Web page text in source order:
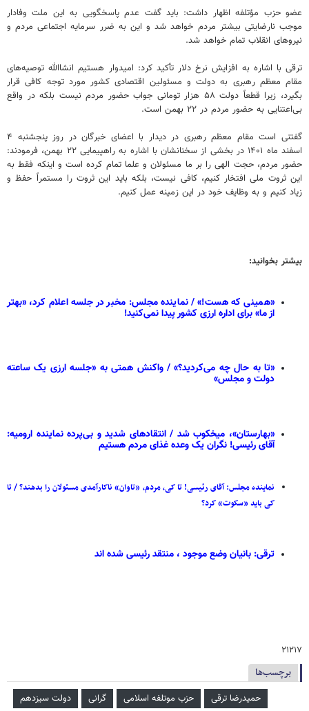
عضو حزب مؤتلفه اظهار داشت: باید گفت عدم پاسخگویی به این ملت وفادار
موجب نارضایتی بیشتر مردم خواهد شد و این به ضرر سرمایه اجتماعی مردم و
نیروهای انقلاب تمام خواهد شد.
ترقی با اشاره به افزایش نرخ دلار تأکید کرد: امیدوار هستیم انشاالله توصیه‌های
مقام معظم رهبری به دولت و مسئولین اقتصادی کشور مورد توجه کافی قرار
بگیرد، زیرا قطعاً دولت ۵۸ هزار تومانی جواب حضور مردم نیست بلکه در واقع
بی‌اعتنایی به حضور مردم در ۲۲ بهمن است.
گفتنی است مقام معظم رهبری در دیدار با اعضای خبرگان در روز پنجشنبه ۴
اسفند ماه ۱۴۰۱ در بخشی از سخنانشان با اشاره به راهپیمایی ۲۲ بهمن، فرمودند:
حضور مردم، حجت الهی را بر ما مسئولان و علما تمام کرده است و اینکه فقط به
این ثروت ملی افتخار کنیم، کافی نیست، بلکه باید این ثروت را مستمراً حفظ و
زیاد کنیم و به وظایف خود در این زمینه عمل کنیم.
بیشتر بخوانید:
«همینی که هست!» / نماینده مجلس: مخبر در جلسه اعلام کرد، «بهتر
از ما» برای اداره ارزی کشور پیدا نمی‌کنید!
«تا به حال چه می‌کردید؟» / واکنش همتی به «جلسه ارزی یک ساعته
دولت و مجلس»
«بهارستان»، میخکوب شد / انتقادهای شدید و بی‌پرده نماینده ارومیه:
آقای رئیسی! نگران یک وعده غذای مردم هستیم
نماینده مجلس: آقای رئیسی! تا کی، مردم، «تاوان» ناکارآمدی مسئولان را بدهند؟ / تا
کی باید «سکوت» کرد؟
ترقی: بانیان وضع موجود ، منتقد رئیسی شده اند
۲۱۲۱۷
برچسب‌ها
حمیدرضا ترقی حزب موتلفه اسلامی گرانی
دولت سیزدهم